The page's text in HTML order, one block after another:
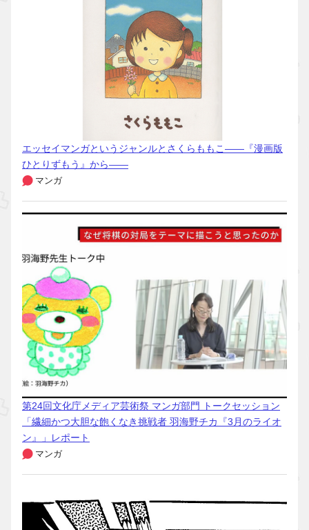
エッセイマンガというジャンルとさくらももこ――『漫画版
ひとりずもう』から――
マンガ
第24回文化庁メディア芸術祭 マンガ部門 トークセッション
「繊細かつ大胆な飽くなき挑戦者 羽海野チカ『3月のライオ
ン』」レポート
マンガ